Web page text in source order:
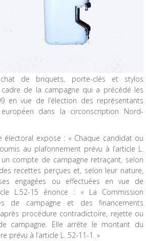
de briquets, porte-clés et stylos
de la campagne qui a précédé les
en vue de l’élection des représentants
dans la circonscription Nord-
électoral expose : « Chaque candidat ou
au plafonnement prévu à l’article L.
compte de campagne retraçant, selon
recettes perçues et, selon leur nature,
engagées ou effectuées en vue de
L.52-15 énonce : « La Commission
de campagne et des financements
procédure contradictoire, rejette ou
campagne. Elle arrête le montant du
prévu à l’article L. 52-11-1. »